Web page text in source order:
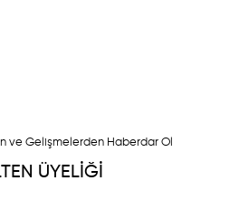
ve Gelişmelerden Haberdar Ol
ÜYELİĞİ